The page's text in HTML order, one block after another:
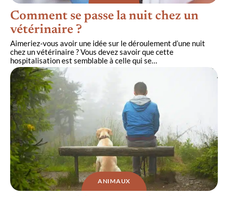
Comment se passe la nuit chez un
vétérinaire ?
Aimeriez-vous avoir une idée sur le déroulement d’une nuit
chez un vétérinaire ? Vous devez savoir que cette
hospitalisation est semblable à celle qui se
ANIMAUX